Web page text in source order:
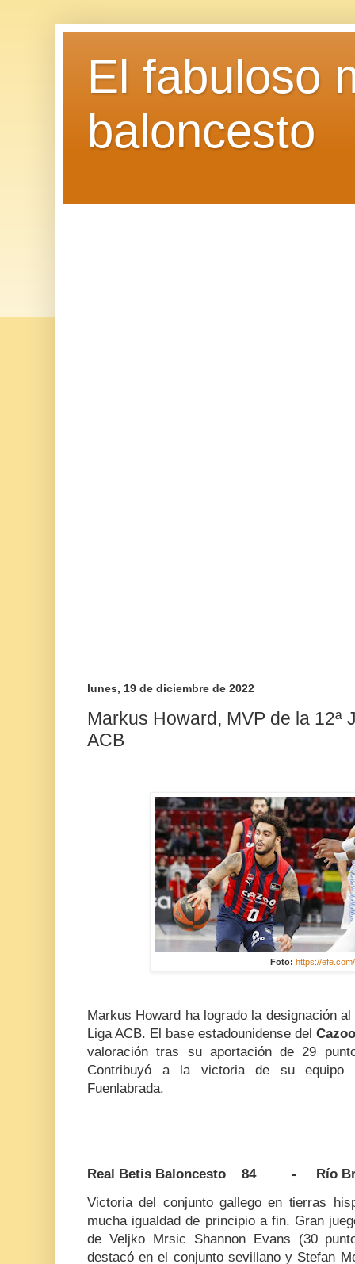
El fabuloso
baloncesto
lunes, 19 de diciembre de 2022
Markus Howard, MVP de la 12ª
ACB
Foto: https://efe.com/
Markus Howard ha logrado la designación
Liga ACB. El base estadounidense del
valoración tras su aportación de 29
Contribuyó a la victoria de su equipo
Fuenlabrada.
Real Betis Baloncesto 84 - Río
Victoria del conjunto gallego en tierras
mucha igualdad de principio a fin. Gran
de Veljko Mrsic Shannon Evans (30
destacó en el conjunto sevillano y Stefan